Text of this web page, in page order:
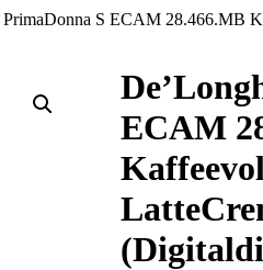
S ECAM 28.466.MB
ECAM